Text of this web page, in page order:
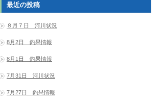
最近の投稿
８月７日 河川状況
8月2日 釣果情報
8月1日 釣果情報
7月31日 河川状況
7月27日 釣果情報